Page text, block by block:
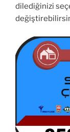
dilediğinizi